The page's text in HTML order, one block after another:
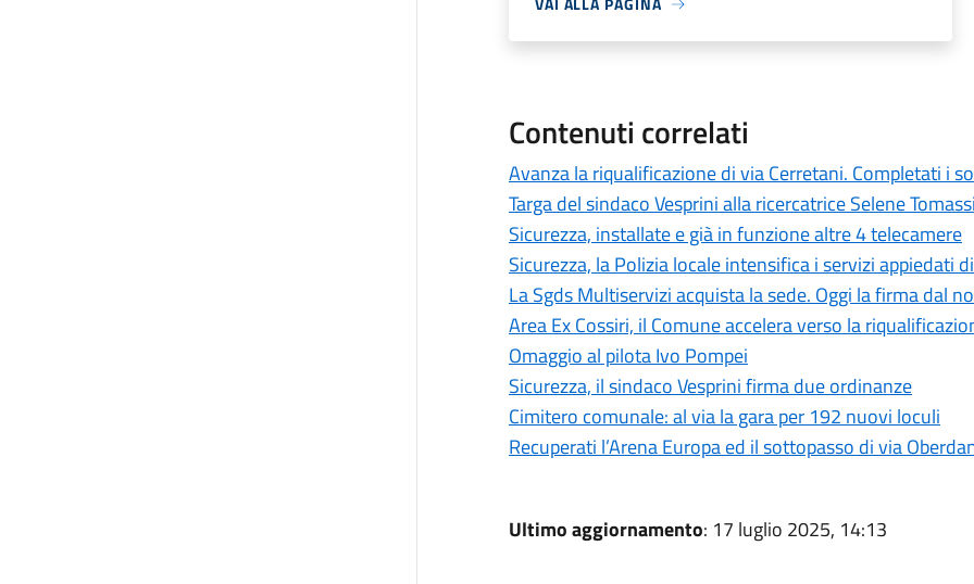
Contenuti correlati
Avanza la riqualificazione di via Cerretani. Completati i
Targa del sindaco Vesprini alla ricercatrice Selene
Sicurezza, installate e già in funzione altre 4 telecamere
Sicurezza, la Polizia locale intensifica i servizi appiedati
La Sgds Multiservizi acquista la sede. Oggi la firma dal
Area Ex Cossiri, il Comune accelera verso la
Omaggio al pilota Ivo Pompei
Sicurezza, il sindaco Vesprini firma due ordinanze
Cimitero comunale: al via la gara per 192 nuovi loculi
Recuperati l’Arena Europa ed il sottopasso di via
Ultimo aggiornamento: 17 luglio 2025, 14:13